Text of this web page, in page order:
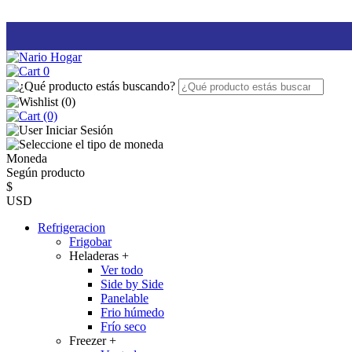
0
(0)
(0)
Iniciar Sesión
Moneda
Según producto
$
USD
Refrigeracion
Frigobar
Heladeras +
Ver todo
Side by Side
Panelable
Frio húmedo
Frío seco
Freezer+